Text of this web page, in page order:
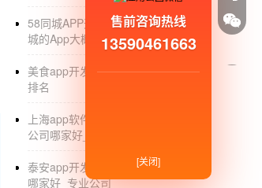
58同城APP开发费用_开发类似58同
城的App大概预算多少_费用_排名
美食app开发_ios美食app开发制作_
排名
上海app软件开发公司_上海app开发
公司哪家好_制作_外包
泰安app开发_泰安手机app开发公司
哪家好_专业公司
售前咨询热线
13590461663
[关闭]